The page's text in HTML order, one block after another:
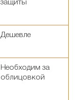
защиты
Дешевле
Необходим за
облицовкой